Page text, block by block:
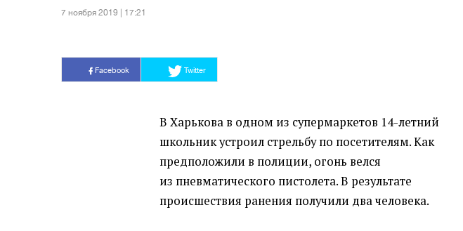
7 ноября 2019 | 17:21
Facebook Twitter
В Харькова в одном из супермаркетов 14-летний
школьник устроил стрельбу по посетителям. Как
предположили в полиции, огонь велся
из пневматического пистолета. В результате
происшествия ранения получили два человека.